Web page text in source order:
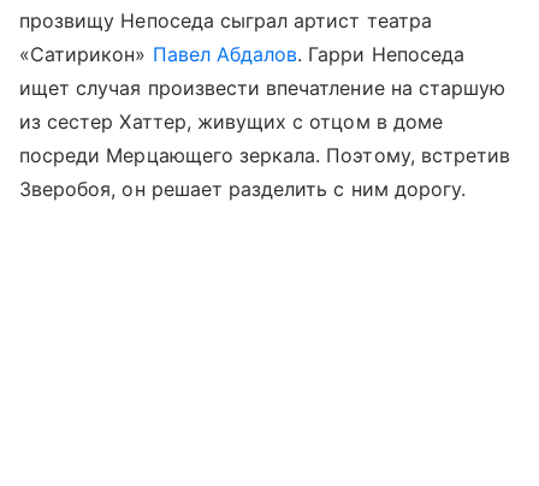
прозвищу Непоседа сыграл артист театра
«Сатирикон» Павел Абдалов. Гарри Непоседа
ищет случая произвести впечатление на старшую
из сестер Хаттер, живущих с отцом в доме
посреди Мерцающего зеркала. Поэтому, встретив
Зверобоя, он решает разделить с ним дорогу.